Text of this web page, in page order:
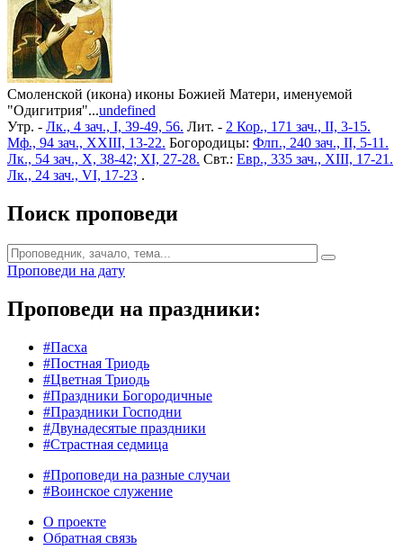
Смоленской (икона) иконы Божией Матери, именуемой
"Одигитрия"...undefined
Утр. - Лк., 4 зач., I, 39-49, 56. Лит. - 2 Кор., 171 зач., II, 3-15.
Мф., 94 зач., XXIII, 13-22. Богородицы: Флп., 240 зач., II, 5-11.
Лк., 54 зач., X, 38-42; XI, 27-28. Свт.: Евр., 335 зач., XIII, 17-21.
Лк., 24 зач., VI, 17-23 .
Поиск проповеди
Проповеди на дату
Проповеди на праздники:
#Пасха
#Постная Триодь
#Цветная Триодь
#Праздники Богородичные
#Праздники Господни
#Двунадесятые праздники
#Страстная седмица
#Проповеди на разные случаи
#Воинское служение
О проекте
Обратная связь